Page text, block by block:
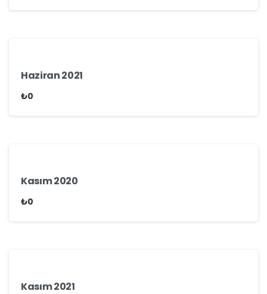
Haziran 2021
₺0
Kasım 2020
₺0
Kasım 2021